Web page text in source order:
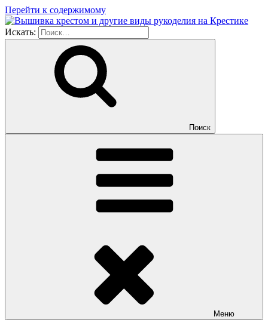
Перейти к содержимому
Искать:
Поиск
Меню